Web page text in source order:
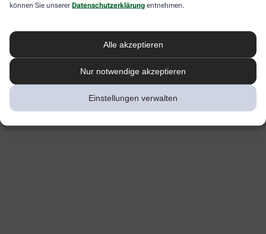
können Sie unserer Datenschutzerklärung entnehmen.
Alle akzeptieren
Nur notwendige akzeptieren
Einstellungen verwalten